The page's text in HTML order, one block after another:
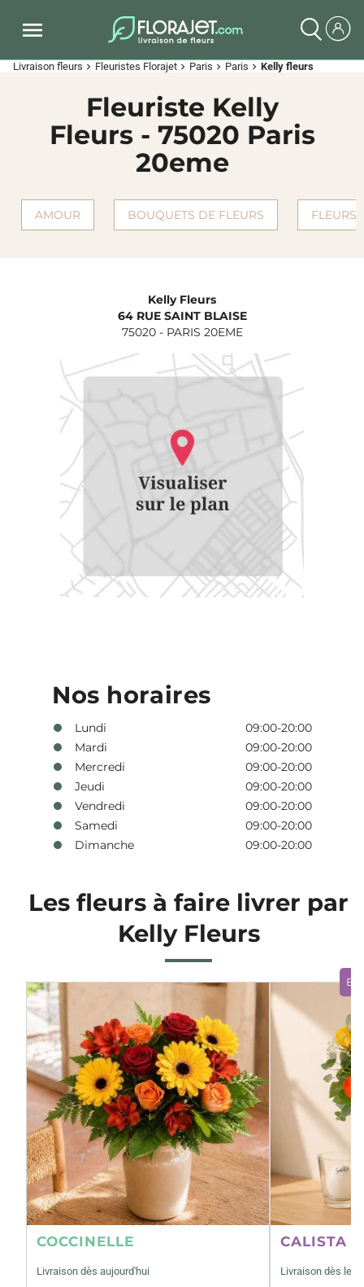
Livraison fleurs chevron_right Fleuristes Florajet chevron_right Paris chevron_right Paris chevron_right Kelly fleurs
Fleuriste Kelly
Fleurs - 75020 Paris
20eme
AMOUR BOUQUETS DE FLEURS FLEURS
Kelly Fleurs
64 RUE SAINT BLAISE
75020- PARIS 20EME
Nos horaires
Lundi
09:00-20:00
Mardi
09:00-20:00
Mercredi
09:00-20:00
Jeudi
09:00-20:00
Vendredi
09:00-20:00
Samedi
09:00-20:00
Dimanche
09:00-20:00
Les fleurs à faire livrer par
Kelly Fleurs
COCCINELLE
Livraison dès aujourd'hui
CALISTA
Livraison dès le